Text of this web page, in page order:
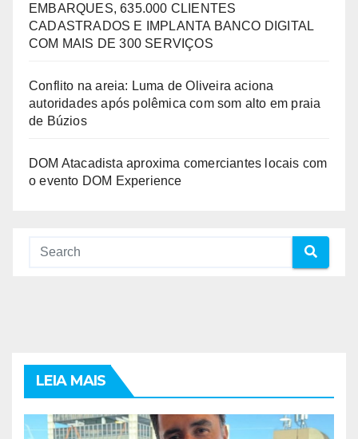
EMBARQUES, 635.000 CLIENTES
CADASTRADOS E IMPLANTA BANCO DIGITAL
COM MAIS DE 300 SERVIÇOS
Conflito na areia: Luma de Oliveira aciona
autoridades após polêmica com som alto em praia
de Búzios
DOM Atacadista aproxima comerciantes locais com
o evento DOM Experience
LEIA MAIS